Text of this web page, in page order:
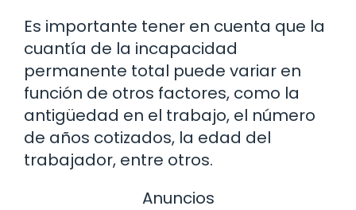
Es importante tener en cuenta que la
cuantía de la incapacidad
permanente total puede variar en
función de otros factores, como la
antigüedad en el trabajo, el número
de años cotizados, la edad del
trabajador, entre otros.
Anuncios